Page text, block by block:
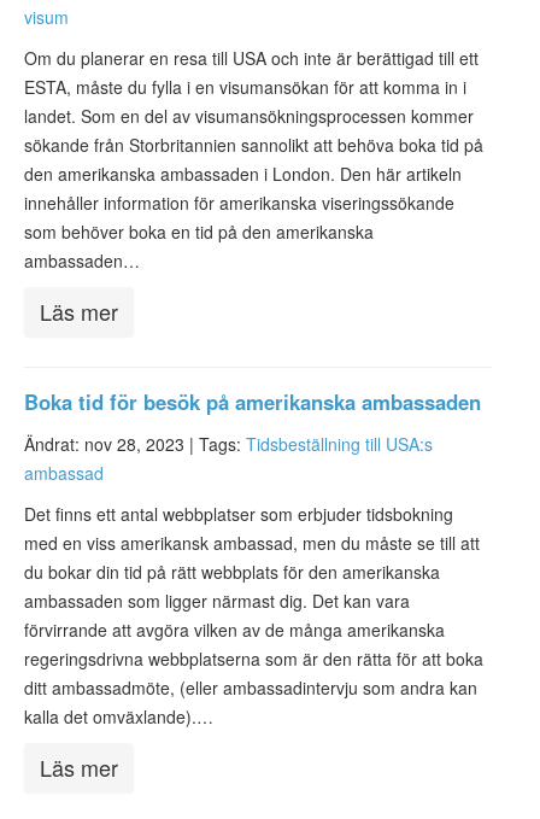
visum
Om du planerar en resa till USA och inte är berättigad till ett
ESTA, måste du fylla i en visumansökan för att komma in i
landet. Som en del av visumansökningsprocessen kommer
sökande från Storbritannien sannolikt att behöva boka tid på
den amerikanska ambassaden i London. Den här artikeln
innehåller information för amerikanska viseringssökande
som behöver boka en tid på den amerikanska
ambassaden…
Läs mer
Boka tid för besök på amerikanska ambassaden
Ändrat: nov 28, 2023 | Tags: Tidsbeställning till USA:s
ambassad
Det finns ett antal webbplatser som erbjuder tidsbokning
med en viss amerikansk ambassad, men du måste se till att
du bokar din tid på rätt webbplats för den amerikanska
ambassaden som ligger närmast dig. Det kan vara
förvirrande att avgöra vilken av de många amerikanska
regeringsdrivna webbplatserna som är den rätta för att boka
ditt ambassadmöte, (eller ambassadintervju som andra kan
kalla det omväxlande).…
Läs mer